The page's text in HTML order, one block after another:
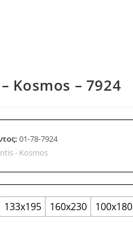
Kosmos – 7924
01-78-7924
- Kosmos
133x195 160x230 100x180